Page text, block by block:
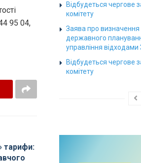
95 04,
тарифи:
Відбудеться чергове
комітету
Заява про
державного
управління відходами
Відбудеться чергове
комітету